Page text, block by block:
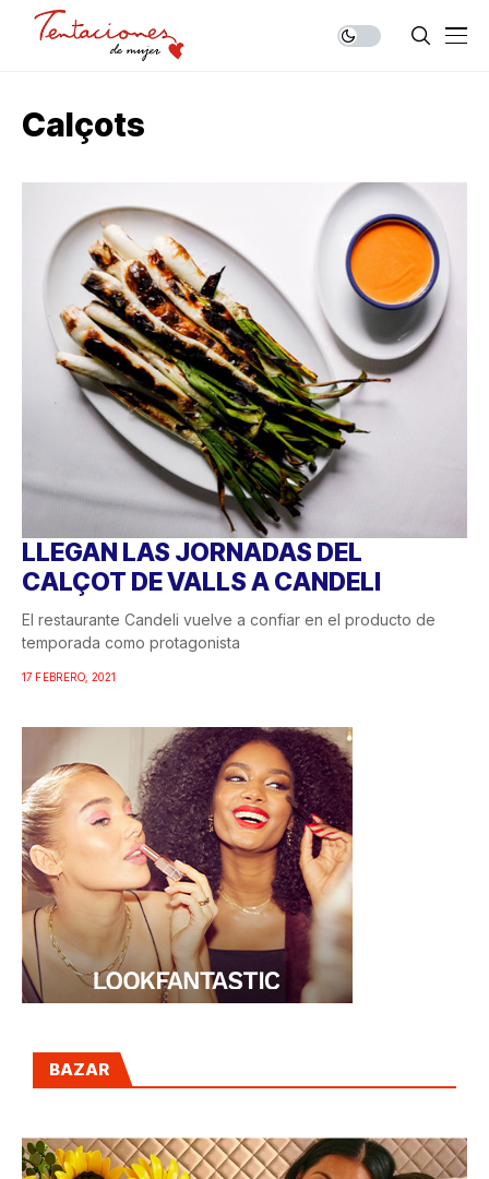
Calçots
LLEGAN LAS JORNADAS DEL
CALÇOT DE VALLS A CANDELI
El restaurante Candeli vuelve a confiar en el producto de
temporada como protagonista
17 FEBRERO, 2021
BAZAR